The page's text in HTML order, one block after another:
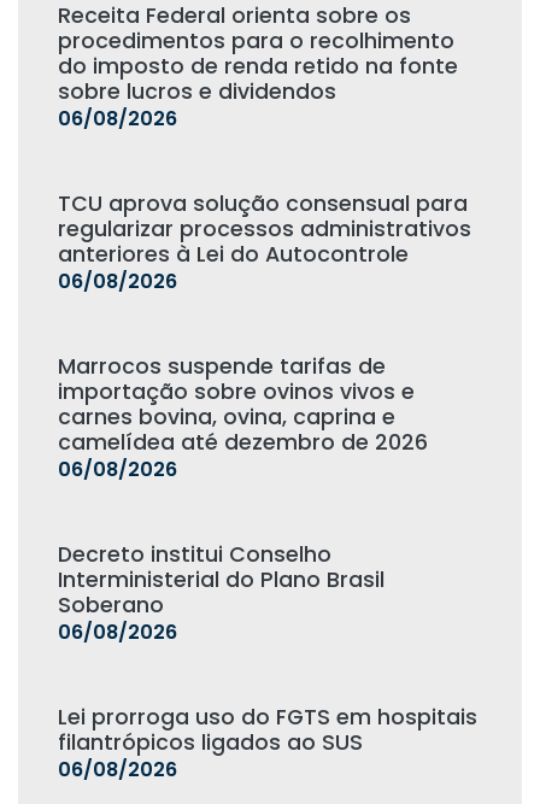
Receita Federal orienta sobre os
procedimentos para o recolhimento
do imposto de renda retido na fonte
sobre lucros e dividendos
06/08/2026
TCU aprova solução consensual para
regularizar processos administrativos
anteriores à Lei do Autocontrole
06/08/2026
Marrocos suspende tarifas de
importação sobre ovinos vivos e
carnes bovina, ovina, caprina e
camelídea até dezembro de 2026
06/08/2026
Decreto institui Conselho
Interministerial do Plano Brasil
Soberano
06/08/2026
Lei prorroga uso do FGTS em hospitais
filantrópicos ligados ao SUS
06/08/2026